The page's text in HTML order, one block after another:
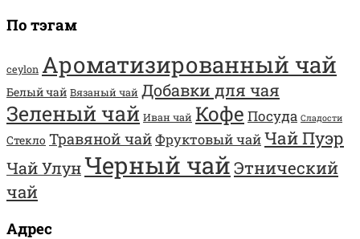
По тэгам
ceylon Ароматизированный чай
Белый чай Вязаный чай Добавки для чая
Зеленый чай Иван чай Кофе Посуда Сладости
Стекло Травяной чайФруктовый чайЧай Пуэр
Чай УлунЧерный чайЭтнический
чай
Адрес